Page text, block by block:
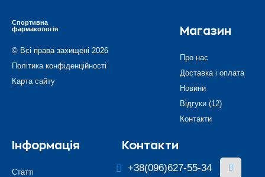
Спортивна
фармакологія
© Всі права захищені 2026
Політика конфіденційності
Карта сайту
Магазин
Про нас
Доставка і оплата
Новини
Відгуки (12)
Контакти
Інформація
Статті
Контакти
+38(096)627-55-34